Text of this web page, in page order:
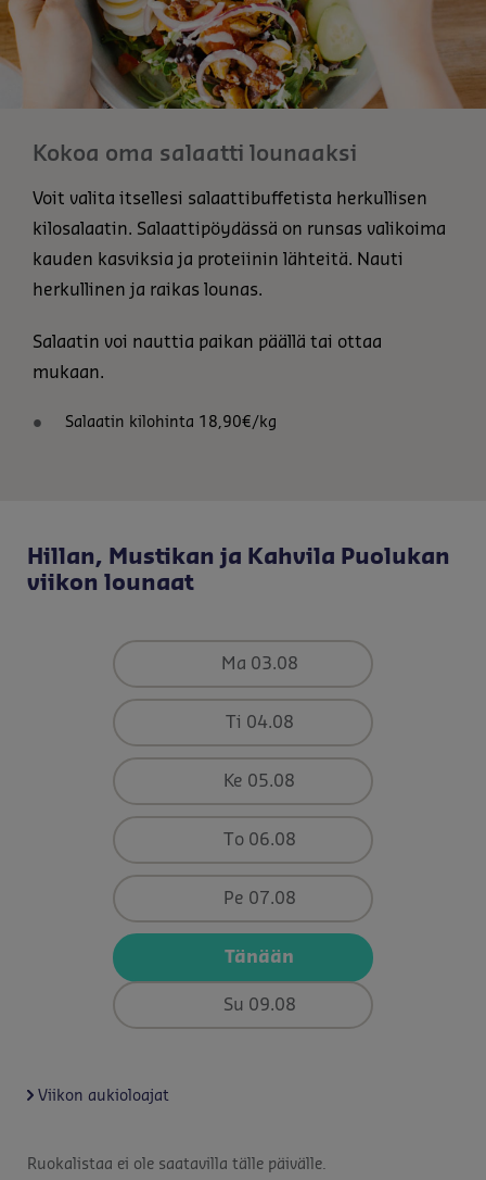
Kokoa oma salaatti lounaaksi
Voit valita itsellesi salaattibuffetista herkullisen
kilosalaatin. Salaattipöydässä on runsas valikoima
kauden kasviksia ja proteiinin lähteitä. Nauti
herkullinen ja raikas lounas.
Salaatin voi nauttia paikan päällä tai ottaa
mukaan.
Salaatin kilohinta 18,90€/kg
Hillan, Mustikan ja Kahvila Puolukan
viikon lounaat
Ma 03.08
Ti 04.08
Ke 05.08
To 06.08
Pe 07.08
Tänään
Su 09.08
Viikon aukioloajat
Ruokalistaa ei ole saatavilla tälle päivälle.